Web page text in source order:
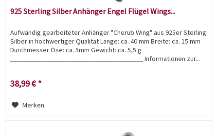
925 Sterling Silber Anhänger Engel Flügel Wings...
Aufwändig gearbeiteter Anhänger "Cherub Wing" aus 925er Sterling
Silber in hochwertiger Qualität Länge: ca. 40 mm Breite: ca. 15 mm
Durchmesser Öse: ca. 5mm Gewicht: ca. 5,5 g
_______________________________________ Informationen zur...
38,99 € *
Merken